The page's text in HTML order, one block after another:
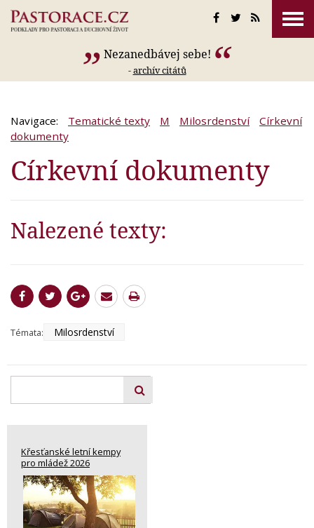
Nezanedbávej sebe!
-archív citátů
Navigace: Tematické texty M Milosrdenství
Církevní
dokumenty
Církevní dokumenty
Nalezené texty:
Témata: Milosrdenství
Křesťanské letní kempy
pro mládež 2026